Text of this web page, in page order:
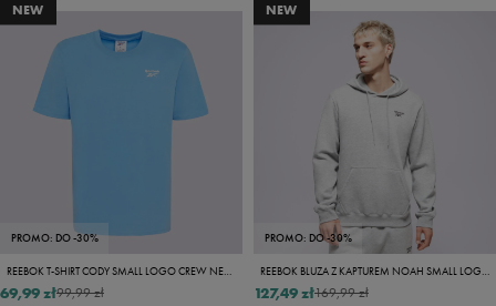
NEW
PROMO: DO -30%
99,99 zł
69,99 zł
NEW
PROMO: DO -30%
169,99 zł
127,49 zł